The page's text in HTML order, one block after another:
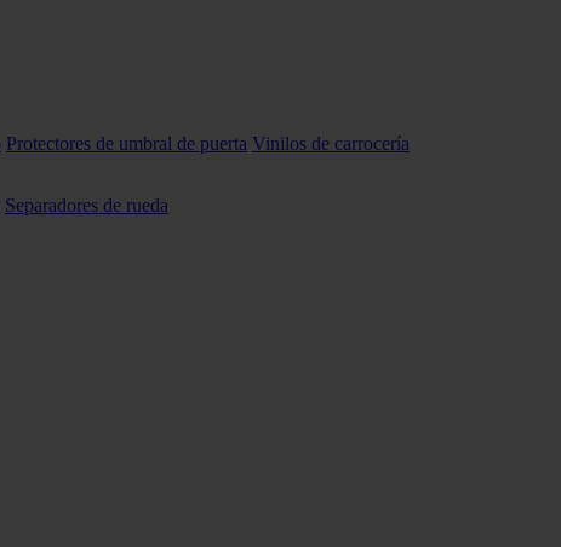
Protectores de umbral de puerta Vinilos de carrocería
Separadores de rueda